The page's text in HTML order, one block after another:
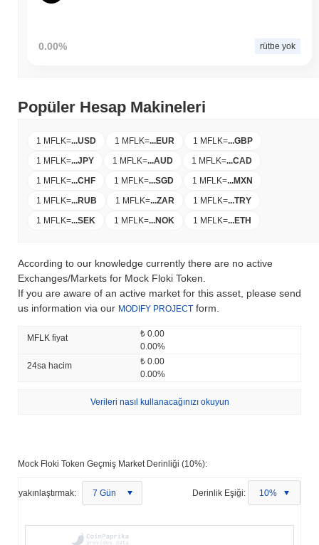
0.00% rütbe yok
Popüler Hesap Makineleri
1 MFLK=...USD 1 MFLK=...EUR 1 MFLK=...GBP
1 MFLK=...JPY 1 MFLK=...AUD 1 MFLK=...CAD
1 MFLK=...CHF 1 MFLK=...SGD 1 MFLK=...MXN
1 MFLK=...RUB 1 MFLK=...ZAR 1 MFLK=...TRY
1 MFLK=...SEK 1 MFLK=...NOK 1 MFLK=...ETH
According to our knowledge currently there are no active
Exchanges/Markets for Mock Floki Token.
If you are aware of an active market for this asset, please send
us information via our MODIFY PROJECT form.
MFLK fiyat
₺ 0.00
0.00%
24sa hacim
₺ 0.00
0.00%
Verileri nasıl kullanacağınızı okuyun
Mock Floki Token Geçmiş Market Derinliği (10%):
yakınlaştırmak: 7 Gün Derinlik Eşiği: 10%